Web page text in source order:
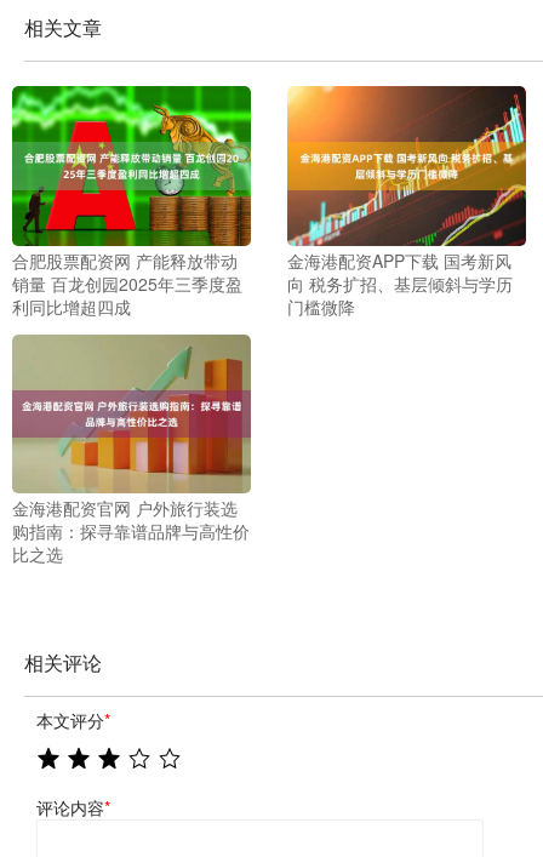
相关文章
合肥股票配资网 产能释放带动
销量 百龙创园2025年三季度盈
利同比增超四成
金海港配资APP下载 国考新风
向 税务扩招、基层倾斜与学历
门槛微降
金海港配资官网 户外旅行装选
购指南：探寻靠谱品牌与高性价
比之选
相关评论
本文评分*
评论内容*